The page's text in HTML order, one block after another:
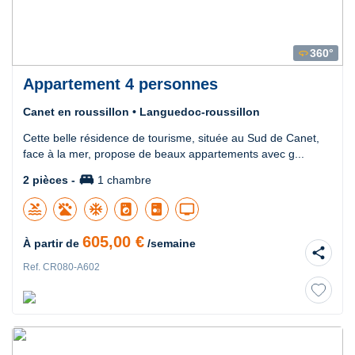
360360°
Appartement 4 personnes
Canet en roussillon • Languedoc-roussillon
Cette belle résidence de tourisme, située au Sud de Canet,
face à la mer, propose de beaux appartements avec g...
2 pièces - king_bed 1 chambre
pool ac_unit local_laundry_service tv
À partir de 605,00 € /semaine
Ref. CR080-A602
share